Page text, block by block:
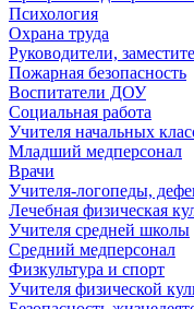
Психология
Охрана труда
Руководители,
Пожарная безопасность
Воспитатели ДОУ
Социальная работа
Учителя начальных
Младший медперсонал
Врачи
Учителя-логопеды,
Лечебная физическая
Учителя средней школы
Средний медперсонал
Физкультура и спорт
Учителя физической